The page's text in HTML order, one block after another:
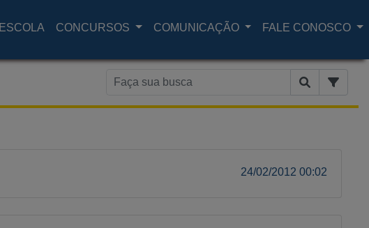
ESCOLA CONCURSOS COMUNICAÇÃO FALE CONOSCO
24/02/2012 00:02